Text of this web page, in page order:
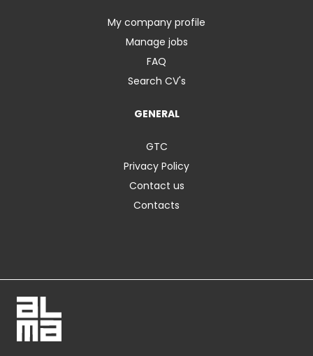
My company profile
Manage jobs
FAQ
Search CV's
GENERAL
GTC
Privacy Policy
Contact us
Contacts